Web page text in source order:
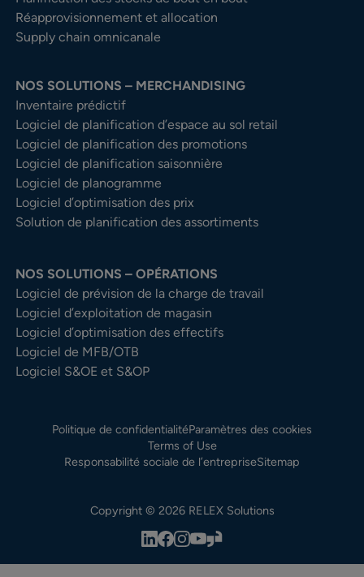
Réapprovisionnement et allocation
Supply chain omnicanale
NOS SOLUTIONS – MERCHANDISING
Inventaire prédictif
Logiciel de planification d’espace au sol retail
Logiciel de planification des promotions
Logiciel de planification saisonnière
Logiciel de planogramme
Logiciel d’optimisation des prix
Solution de planification des assortiments
NOS SOLUTIONS – OPÉRATIONS
Logiciel de prévision de la charge de travail
Logiciel d’exploitation de magasin
Logiciel d’optimisation des effectifs
Logiciel de MFB/OTB
Logiciel S&OE et S&OP
Politique de confidentialitéParamètres des cookies
Terms of Use
Responsabilité sociale de l’entrepriseSitemap
Copyright © 2026 RELEX Solutions